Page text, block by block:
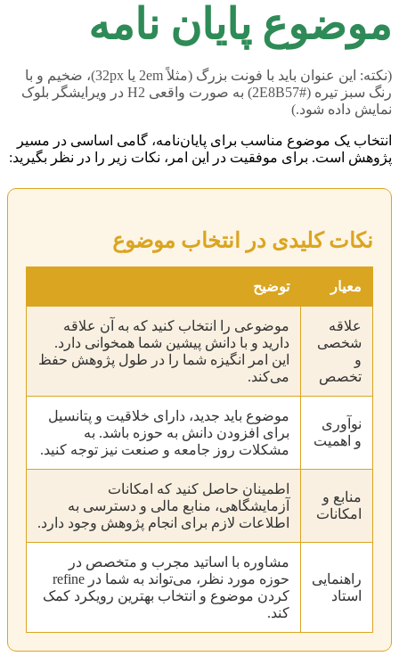
موضوع پایان نامه
(نکته: این عنوان باید با فونت بزرگ (مثلاً 2em یا 32px)، ضخیم و با
رنگ سبز تیره (#2E8B57) به صورت واقعی H2 در ویرایشگر بلوک
نمایش داده شود.)
انتخاب یک موضوع مناسب برای پایان‌نامه، گامی اساسی در مسیر
پژوهش است. برای موفقیت در این امر، نکات زیر را در نظر بگیرید:
نکات کلیدی در انتخاب موضوع
معیار توضیح
علاقه
شخصی
و
تخصص
موضوعی را انتخاب کنید که به آن علاقه
دارید و با دانش پیشین شما همخوانی دارد.
این امر انگیزه شما را در طول پژوهش حفظ
می‌کند.
نوآوری
و اهمیت
موضوع باید جدید، دارای خلاقیت و پتانسیل
برای افزودن دانش به حوزه باشد. به
مشکلات روز جامعه و صنعت نیز توجه کنید.
منابع و
امکانات
اطمینان حاصل کنید که امکانات
آزمایشگاهی، منابع مالی و دسترسی به
اطلاعات لازم برای انجام پژوهش وجود دارد.
راهنمایی
استاد
مشاوره با اساتید مجرب و متخصص در
حوزه مورد نظر، می‌تواند به شما در refine
کردن موضوع و انتخاب بهترین رویکرد کمک
کند.